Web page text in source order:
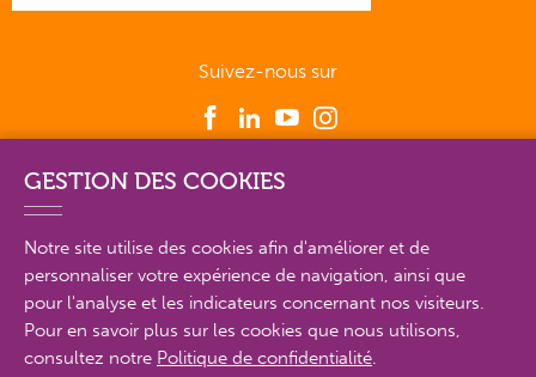
Suivez-nous sur
MENTIONS LÉGALES
POLITIQUE DE CONFIDENTIALITÉ
GESTION DES COOKIES
Notre site utilise des cookies afin d'améliorer et de
personnaliser votre expérience de navigation, ainsi que
pour l'analyse et les indicateurs concernant nos visiteurs.
Pour en savoir plus sur les cookies que nous utilisons,
consultez notre Politique de confidentialité.